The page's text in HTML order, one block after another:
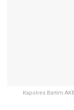
Kapolres Bartim